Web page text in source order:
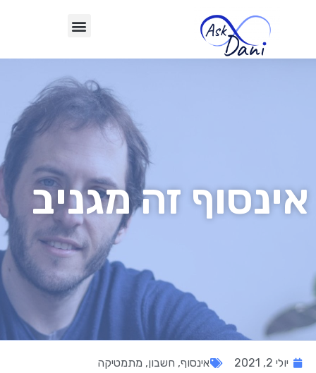
אינסוף זה מגניב
יולי 2, 2021 אינסוף, חשבון, מתמטיקה